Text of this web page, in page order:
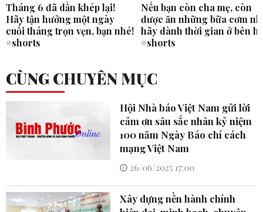
Tháng 6 đã dần khép lại!
Hãy tận hưởng một ngày
cuối tháng trọn vẹn, bạn nhé!
#shorts
Nếu bạn còn cha mẹ, còn
được ăn những bữa cơm
hãy dành thời gian ở bên
#shorts
CÙNG CHUYÊN MỤC
Hội Nhà báo Việt Nam gửi lời
cảm ơn sâu sắc nhân kỷ niệm
100 năm Ngày Báo chí cách
mạng Việt Nam
26/06/2025 17:00
Xây dựng nền hành chính